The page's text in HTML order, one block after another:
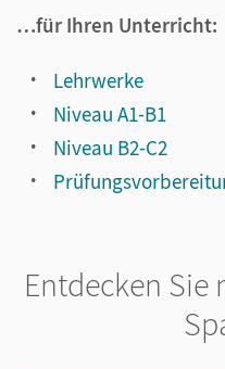
…für Ihren Unterricht:
Lehrwerke
Niveau A1-B1
Niveau B2-C2
Entdecken Sie